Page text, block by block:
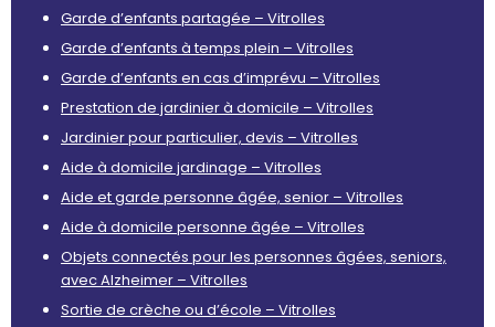
Garde d’enfants partagée – Vitrolles
Garde d’enfants à temps plein – Vitrolles
Garde d’enfants en cas d’imprévu – Vitrolles
Prestation de jardinier à domicile – Vitrolles
Jardinier pour particulier, devis – Vitrolles
Aide à domicile jardinage – Vitrolles
Aide et garde personne âgée, senior – Vitrolles
Aide à domicile personne âgée – Vitrolles
Objets connectés pour les personnes âgées, seniors,
avec Alzheimer – Vitrolles
Sortie de crèche ou d’école – Vitrolles